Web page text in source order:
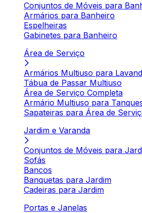
Conjuntos de Móveis para
Armários para Banheiro
Espelheiras
Gabinetes para Banheiro
Área de Serviço
Armários Multiuso para
Tábua de Passar Multiuso
Área de Serviço Completa
Armário Multiuso para
Sapateiras para Área de
Jardim e Varanda
Conjuntos de Móveis para
Sofás
Bancos
Banquetas para Jardim
Cadeiras para Jardim
Portas e Janelas